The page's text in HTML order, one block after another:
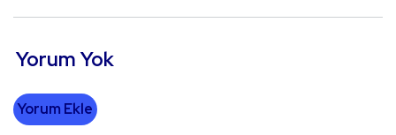
Yorum Yok
Yorum Ekle